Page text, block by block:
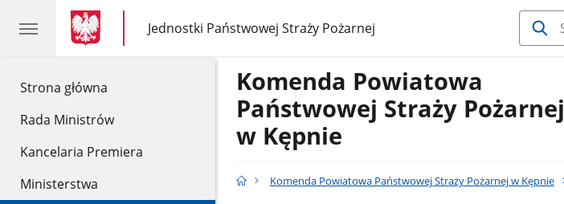
Strona główna
Rada Ministrów
Kancelaria Premiera
Ministerstwa
gov.pl
gov.pl
Jednostki Państwowej Straży Pożarnej
gov.pl
Jednostki
Państwowej
Komenda Powiatowa
Państwowej Straży Pożarnej
w Kępnie
Komenda Powiatowa Państwowej Straży Pożarnej w Kępnie